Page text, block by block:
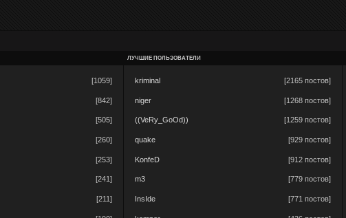
ЛУЧШИЕ ПОЛЬЗОВАТЕЛИ
[1059]
[842]
[505]
[260]
[253]
[241]
[211]
kriminal [2165 постов]
niger [1268 постов]
((VeRy_GoOd)) [1259 постов]
quake [929 постов]
KonfeD [912 постов]
m3 [779 постов]
InsIde [771 постов]